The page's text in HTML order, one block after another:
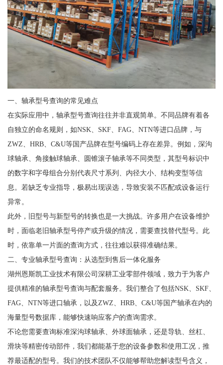
一、轴承型号查询的常见难点
在实际应用中，轴承型号查询往往并非直观简单。不同品牌有着各
自独立的命名规则，如NSK、SKF、FAG、NTN等进口品牌，与
ZWZ、HRB、C&U等国产品牌在型号编码上存在差异。例如，深沟
球轴承、角接触球轴承、圆锥滚子轴承等不同类型，其型号标识中
的数字和字母组合分别代表尺寸系列、内径大小、结构变型等信
息。若缺乏专业指导，极易出现误选，导致安装不匹配或设备运行
异常。
此外，旧型号与新型号的转换也是一大挑战。许多用户在设备维护
时，面临老旧轴承型号停产或升级的情况，需要查找替代型号。此
时，依靠单一片面的查询方式，往往难以获得准确结果。
二、专业轴承型号查询：从选型到售后一体化服务
湖州恩斯凯工业技术有限公司深耕工业零部件领域，致力于为客户
提供精准的轴承型号查询与配套服务。我们整合了包括NSK、SKF、
FAG、NTN等进口轴承，以及ZWZ、HRB、C&U等国产轴承在内的
海量型号数据库，能够快速响应客户的查询需求。
不论您需要查询标准深沟球轴承、外球面轴承，还是导轨、丝杠、
滑块等精密传动部件，我们都能基于您的设备参数和使用工况，推
荐最适配的型号。我们的技术团队不仅能够帮助您解读型号含义，